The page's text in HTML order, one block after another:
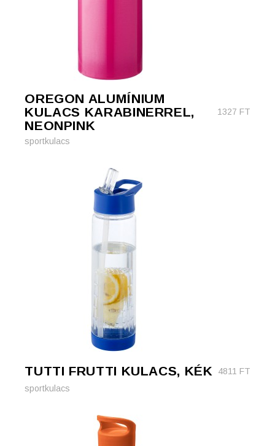
OREGON ALUMÍNIUM
KULACS KARABINERREL,
NEONPINK
1327 FT
sportkulacs
TUTTI FRUTTI KULACS, KÉK 4811 FT
sportkulacs